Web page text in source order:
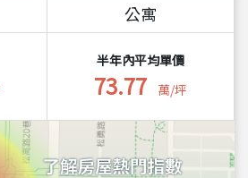
公寓
半年內平均單價
73.77 萬/坪